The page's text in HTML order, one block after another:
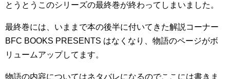
とうとうこのシリーズの最終巻が終わってしまいました。
最終巻には、いままで本の後半に付いてきた解説コーナー
BFC BOOKS PRESENTS はなくなり、物語のページがボ
リュームアップしてます。
物語の内容についてはネタバレになるのでここには書きま